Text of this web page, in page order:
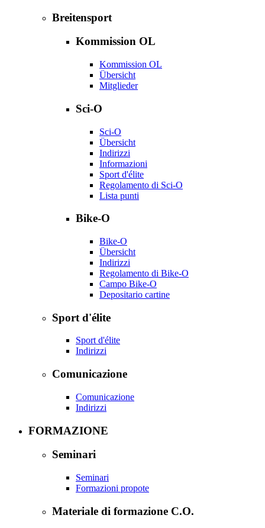
Breitensport
Kommission OL
Kommission OL
Übersicht
Mitglieder
Sci-O
Sci-O
Übersicht
Indirizzi
Informazioni
Sport d'élite
Regolamento di Sci-O
Lista punti
Bike-O
Bike-O
Übersicht
Indirizzi
Regolamento di Bike-O
Campo Bike-O
Depositario cartine
Sport d'élite
Sport d'élite
Indirizzi
Comunicazione
Comunicazione
Indirizzi
FORMAZIONE
Seminari
Seminari
Formazioni propote
Materiale di formazione C.O.